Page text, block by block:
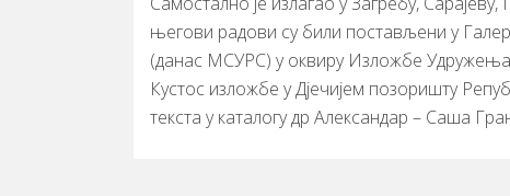
његови радови су били постављени у
(данас МСУРС) у оквиру Изложбе Удружења
Кустос изложбе у Дјечијем позоришту
текста у каталогу др Александар – Саша